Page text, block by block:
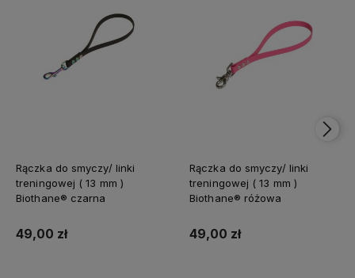
Rączka do smyczy/ linki
treningowej ( 13 mm )
Biothane® czarna
49,00 zł
Rączka do smyczy/ linki
treningowej ( 13 mm )
Biothane® różowa
49,00 zł